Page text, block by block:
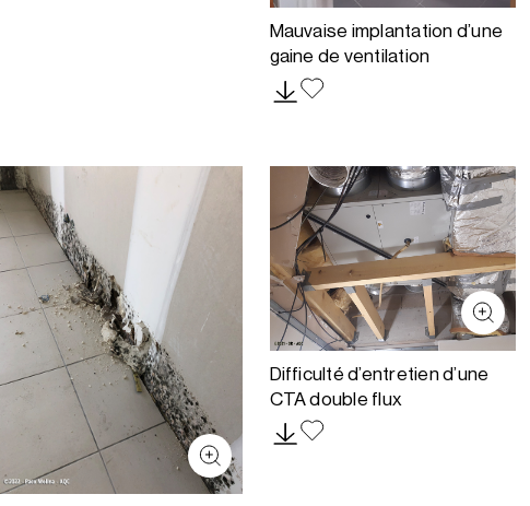
Mauvaise implantation d’une
gaine de ventilation
Difficulté d’entretien d’une
CTA double flux